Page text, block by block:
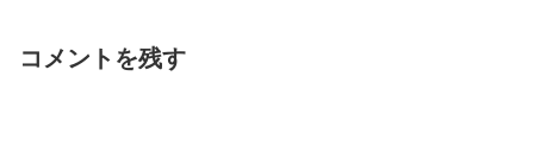
コメントを残す